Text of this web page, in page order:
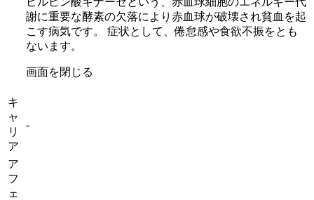
謝に重要な酵素の欠落により赤血球が破壊され貧血を起
こす病気です。 症状として、倦怠感や食欲不振をとも
ないます。
画面を閉じる
キ
ャ
リ
ア
-
ア
フ
ェ